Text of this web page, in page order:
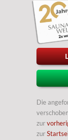
Die
zur
zur